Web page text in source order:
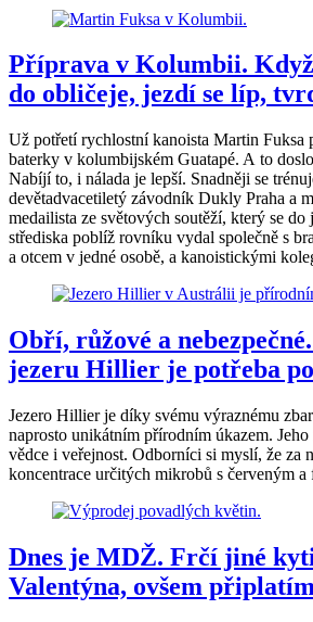
Příprava v Kolumbii.
do obličeje, jezdí se líp,
Už potřetí rychlostní kanoista Martin Fuksa
baterky v kolumbijském Guatapé. A to
Nabíjí to, i nálada je lepší. Snadněji se
devětadvacetiletý závodník Dukly Praha a
medailista ze světových soutěží, který se do
střediska poblíž rovníku vydal společně s
a otcem v jedné osobě, a kanoistickými
Obří, růžové a
jezeru Hillier je potřeba
Jezero Hillier je díky svému výraznému
naprosto unikátním přírodním úkazem.
vědce i veřejnost. Odborníci si myslí, že za
koncentrace určitých mikrobů s červeným
Dnes je MDŽ. Frčí jiné
Valentýna, ovšem